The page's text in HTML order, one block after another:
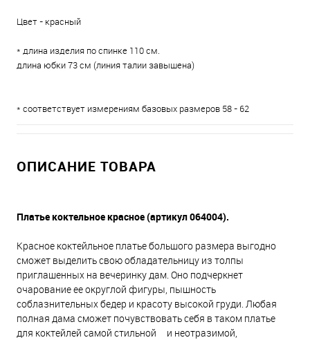
Цвет - красный
* длина изделия по спинке 110 см.
длина юбки 73 см (линия талии завышена)
* соответствует измерениям базовых размеров 58 - 62
ОПИСАНИЕ ТОВАРА
Платье коктельное красное(артикул 064004).
Красное коктейльное платье большого размера выгодно
сможет выделить свою обладательницу из толпы
приглашенных на вечеринку дам. Оно подчеркнет
очарование ее округлой фигуры, пышность
соблазнительных бедер и красоту высокой груди. Любая
полная дама сможет почувствовать себя в таком платье
для коктейлей самой стильной и неотразимой,